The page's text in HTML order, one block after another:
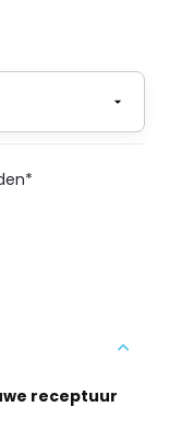
receptuur